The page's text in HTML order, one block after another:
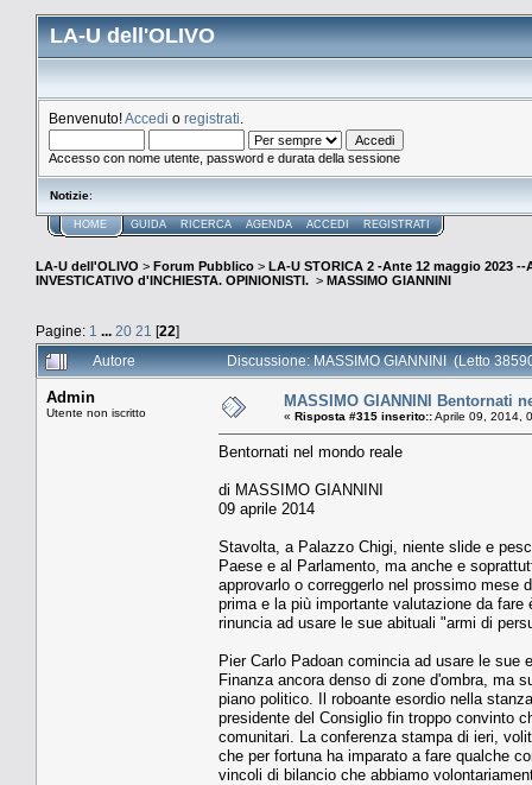
LA-U dell'OLIVO
Benvenuto!Accedi o registrati
Accesso con nome utente, password e durata della sessione
Notizie:
HOME GUIDA RICERCA AGENDA ACCEDI REGISTRATI
LA-U dell'OLIVO > Forum Pubblico > LA-U STORICA 2 -Ante 12 maggio 2023 --
INVESTICATIVO d'INCHIESTA. OPINIONISTI. > MASSIMO GIANNINI
Pagine: 1 ... 20 21 [22]
Autore
Discussione: MASSIMO GIANNINI (Letto
Admin
Utente non iscritto
MASSIMO GIANNINI Bentornati
« Risposta #315 inserito::Aprile 09, 2014,
Bentornati nel mondo reale
di MASSIMO GIANNINI
09 aprile 2014
Stavolta, a Palazzo Chigi, niente slide e
Paese e al Parlamento, ma anche e
approvarlo o correggerlo nel prossimo mese
prima e la più importante valutazione da
rinuncia ad usare le sue abituali "armi di
Pier Carlo Padoan comincia ad usare le
Finanza ancora denso di zone d'ombra, ma
piano politico. Il roboante esordio nella
presidente del Consiglio fin troppo convinto
comunitari. La conferenza stampa di ieri,
che per fortuna ha imparato a fare qualche
vincoli di bilancio che abbiamo